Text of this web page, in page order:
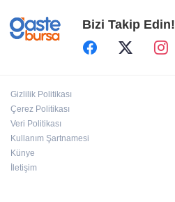
Bizi Takip Edin!
Gizlilik Politikası
Çerez Politikası
Veri Politikası
Kullanım Şartnamesi
Künye
İletişim